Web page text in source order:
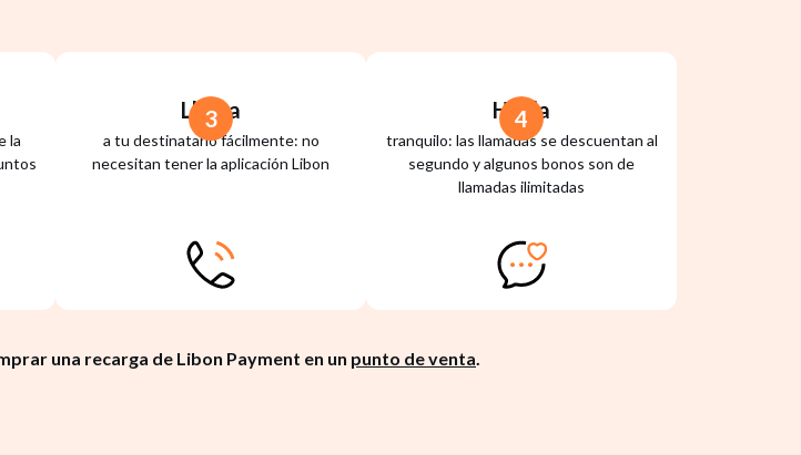
la
Llama
a tu destinatario fácilmente: no
necesitan tener la aplicación Libon
3 Habla
tranquilo: las llamadas se descuentan al
segundo y algunos bonos son de
llamadas ilimitadas
4
una recarga de Libon Payment en un punto de venta.